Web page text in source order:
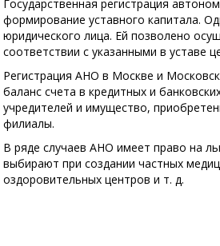
Государственная регистрация
формирование уставного капитала.
юридического лица. Ей позволено
соответствии с указанными в уставе
Регистрация АНО в Москве и
баланс счета в кредитных и
учредителей и имущество,
филиалы.
В ряде случаев АНО имеет право на
выбирают при создании частных
оздоровительных центров и т. д.